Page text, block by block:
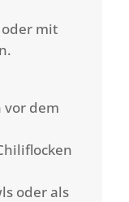
mit
vor dem
oder als